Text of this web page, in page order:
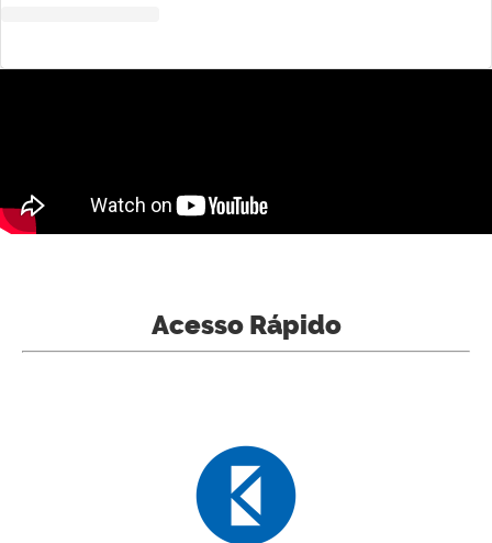
Acesso Rápido